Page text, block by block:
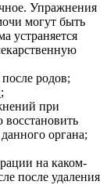
Упражнения
могут быть
устраняется
родов;
;
при
органа;
на каком-
после удаления